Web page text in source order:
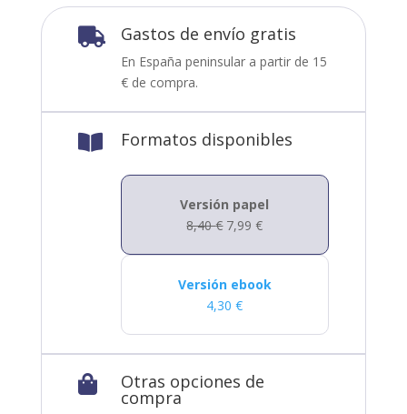
 Gastos de envío gratis
En España peninsular a partir de 15
€ de compra.
 Formatos disponibles
Versión papel
8,40€ 7,99€
Versión ebook
4,30€
 Otras opciones de
compra